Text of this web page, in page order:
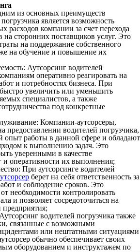
из основных преимуществ
является возможность
расходов компании за счет перехода
на сторонних поставщиков услуг. Это
на поддержание собственного
на обучение и повышение их
Аутсорсинг водителей
оперативно реагировать на
и потребностях бизнеса. При
увеличить или уменьшить
специалистов, а также
под конкретные
Компании-аутсорсеры,
предоставлении водителей погрузчика,
работы в данной сфере и обладают
к выполнению задач. Это
уверенными в качестве
и оперативности их выполнения;
При аутсорсинге водителей
берет на себя ответственность за
и соблюдение сроков. Это
необходимости контролировать
и позволяет сосредоточиться на
предприятия;
водителей погрузчика также
связанные с возможными
или нештатными ситуациями
обычно обеспечивает своих
оборудованием и инструктажем по